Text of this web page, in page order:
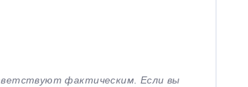
фактическим. Если вы